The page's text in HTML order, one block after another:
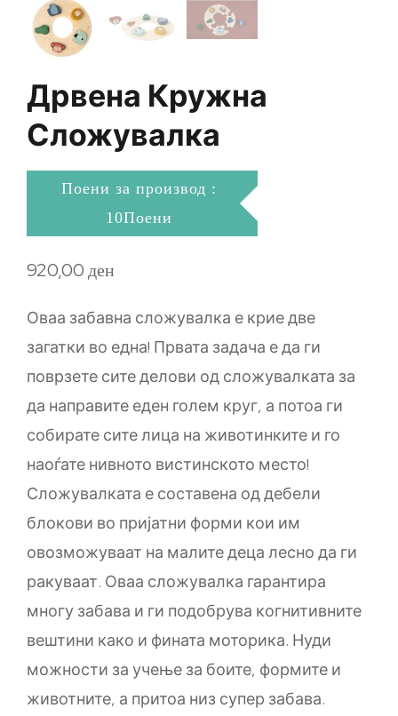
Дрвена Кружна
Сложувалка
Поени за производ :
10Поени
920,00ден
Оваа забавна сложувалка е крие две
загатки во една! Првата задача е да ги
поврзете сите делови од сложувалката за
да направите еден голем круг, а потоа ги
собирате сите лица на животинките и го
наоѓате нивното вистинското место!
Сложувалката е составена од дебели
блокови во пријатни форми кои им
овозможуваат на малите деца лесно да ги
ракуваат. Оваа сложувалка гарантира
многу забава и ги подобрува когнитивните
вештини како и фината моторика. Нуди
можности за учење за боите, формите и
животните, а притоа низ супер забава.